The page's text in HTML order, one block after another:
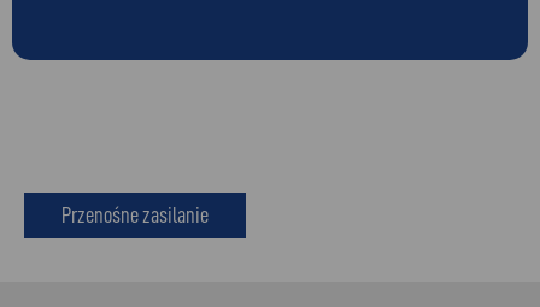
Przenośne zasilanie